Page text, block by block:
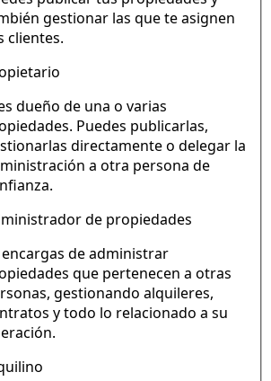
gestionar las que te asignen
clientes.
dueño de una o varias
Puedes publicarlas,
directamente o delegar la
a otra persona de
de propiedades
encargas de administrar
que pertenecen a otras
gestionando alquileres,
y todo lo relacionado a su